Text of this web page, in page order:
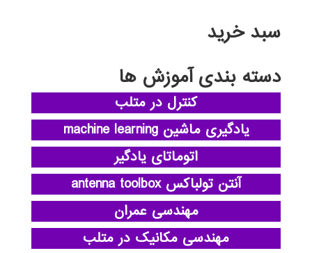
سبد خرید
دسته بندی آموزش ها
کنترل در متلب
یادگیری ماشین machine learning
اتوماتای یادگیر
آنتن تولباکس antenna toolbox
مهندسی عمران
مهندسی مکانیک در متلب